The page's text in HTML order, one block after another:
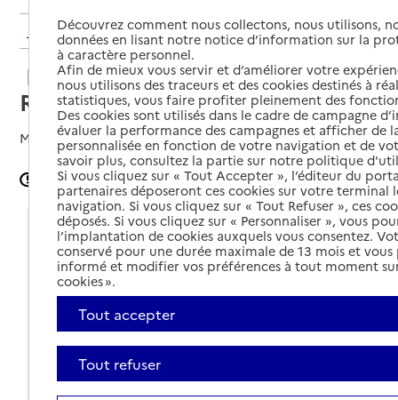
Retour aux résultats de l'annuaire
Maison des Solidarités de
Rangueil
Mis à jour le02/05/2024
Signaler une erreur
Coordonnées
Adresse
39 rue Camille Desmoulins
31000-Toulouse
Voir itinéraire
05 61 14 63 33
Site internet
Découvrez comment nous collectons, nous utilisons,
données en lisant notre notice d’information sur la
à caractère personnel.
Afin de mieux vous servir et d’améliorer votre
nous utilisons des traceurs et des cookies destinés à
statistiques, vous faire profiter pleinement des
Des cookies sont utilisés dans le cadre de campagne
évaluer la performance des campagnes et afficher de
personnalisée en fonction de votre navigation et de
savoir plus, consultez la partie sur notre politique
Si vous cliquez sur « Tout Accepter », l’éditeur du
partenaires déposeront ces cookies sur votre terminal
navigation. Si vous cliquez sur « Tout Refuser », ces
déposés. Si vous cliquez sur « Personnaliser », vous
l’implantation de cookies auxquels vous consentez.
conservé pour une durée maximale de 13 mois et
informé et modifier vos préférences à tout moment
cookies ».
Tout accepter
Tout refuser